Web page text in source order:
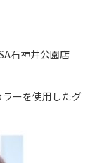
石神井公園店
ーを使用したグ